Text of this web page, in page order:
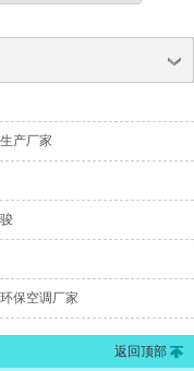
产厂家
保空调厂家
返回顶部